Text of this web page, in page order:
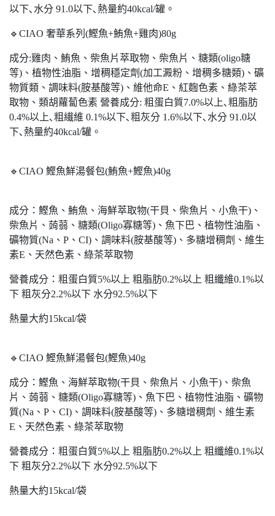
以下､水分 91.0以下､熱量約40kcal/罐。
🔹CIAO 奢華系列(鰹魚+鮪魚+雞肉)80g
成分:雞肉、鮪魚、柴魚片萃取物、柴魚片、糖類(oligo糖
等)、植物性油脂、增稠穩定劑(加工澱粉、增稠多糖類)、礦
物質類、調味料(胺基酸等)、維他命E、紅麴色素、綠茶萃
取物、類胡蘿蔔色素 營養成分: 粗蛋白質7.0%以上､粗脂肪
0.4%以上､粗繊維 0.1%以下､粗灰分 1.6%以下､水分 91.0以
下､熱量約40kcal/罐。
🔹CIAO 鰹魚鮮湯餐包(鮪魚+鰹魚)40g
成分：鰹魚、鮪魚、海鮮萃取物(干貝、柴魚片、小魚干)、
柴魚片、蒟蒻、糖類(Oligo寡糖等)、魚下巴、植物性油脂、
礦物質(Na、P、CI)、調味料(胺基酸等)、多糖增稠劑、維生
素E、天然色素、綠茶萃取物
營養成分：粗蛋白質5%以上 粗脂肪0.2%以上 粗纖維0.1%以
下 粗灰分2.2%以下 水分92.5%以下
熱量大約15kcal/袋
🔹CIAO 鰹魚鮮湯餐包(鰹魚)40g
成分：鰹魚、海鮮萃取物(干貝、柴魚片、小魚干)、柴魚
片、蒟蒻、糖類(Oligo寡糖等)、魚下巴、植物性油脂、礦物
質(Na、P、CI)、調味料(胺基酸等)、多糖增稠劑、維生素
E、天然色素、綠茶萃取物
營養成分：粗蛋白質5%以上 粗脂肪0.2%以上 粗纖維0.1%以
下 粗灰分2.2%以下 水分92.5%以下
熱量大約15kcal/袋